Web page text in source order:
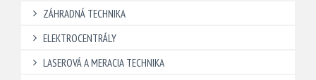
ZÁHRADNÁ TECHNIKA
ELEKTROCENTRÁLY
LASEROVÁ A MERACIA TECHNIKA